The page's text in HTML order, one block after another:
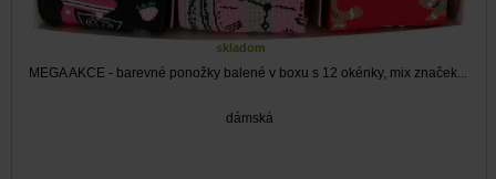
skladom
MEGA AKCE - barevné ponožky balené v boxu s 12 okénky, mix značek...
dámská